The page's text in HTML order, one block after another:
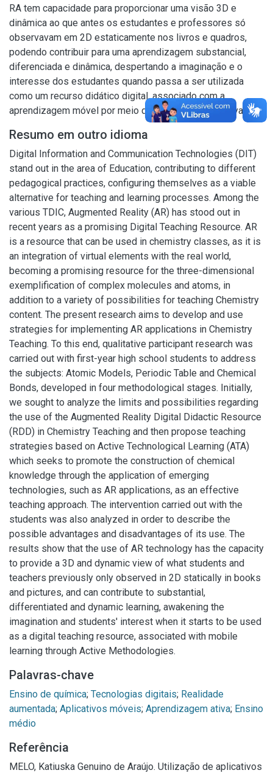
RA tem capacidade para proporcionar uma visão 3D e
dinâmica ao que antes os estudantes e professores só
observavam em 2D estaticamente nos livros e quadros,
podendo contribuir para uma aprendizagem substancial,
diferenciada e dinâmica, despertando a imaginação e o
interesse dos estudantes quando passa a ser utilizada
como um recurso didático digital, associado com a
aprendizagem móvel por meio das Metodologias Ativas
Resumo em outro idioma
Digital Information and Communication Technologies (DIT)
stand out in the area of Education, contributing to different
pedagogical practices, configuring themselves as a viable
alternative for teaching and learning processes. Among the
various TDIC, Augmented Reality (AR) has stood out in
recent years as a promising Digital Teaching Resource. AR
is a resource that can be used in chemistry classes, as it is
an integration of virtual elements with the real world,
becoming a promising resource for the three-dimensional
exemplification of complex molecules and atoms, in
addition to a variety of possibilities for teaching Chemistry
content. The present research aims to develop and use
strategies for implementing AR applications in Chemistry
Teaching. To this end, qualitative participant research was
carried out with first-year high school students to address
the subjects: Atomic Models, Periodic Table and Chemical
Bonds, developed in four methodological stages. Initially,
we sought to analyze the limits and possibilities regarding
the use of the Augmented Reality Digital Didactic Resource
(RDD) in Chemistry Teaching and then propose teaching
strategies based on Active Technological Learning (ATA)
which seeks to promote the construction of chemical
knowledge through the application of emerging
technologies, such as AR applications, as an effective
teaching approach. The intervention carried out with the
students was also analyzed in order to describe the
possible advantages and disadvantages of its use. The
results show that the use of AR technology has the capacity
to provide a 3D and dynamic view of what students and
teachers previously only observed in 2D statically in books
and pictures, and can contribute to substantial,
differentiated and dynamic learning, awakening the
imagination and students' interest when it starts to be used
as a digital teaching resource, associated with mobile
learning through Active Methodologies.
Palavras-chave
Ensino de química; Tecnologias digitais; Realidade
aumentada; Aplicativos móveis; Aprendizagem ativa; Ensino
médio
Referência
MELO, Katiuska Genuino de Araújo. Utilização de aplicativos